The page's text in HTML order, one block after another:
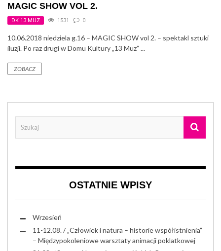
MAGIC SHOW VOL 2.
DK 13 MUZ 1531 0
10.06.2018 niedziela g.16 – MAGIC SHOW vol 2. – spektakl sztuki
iluzji. Po raz drugi w Domu Kultury „13 Muz” ...
ZOBACZ
OSTATNIE WPISY
Wrzesień
11-12.08. / „Człowiek i natura – historie współistnienia”
– Międzypokoleniowe warsztaty animacji poklatkowej